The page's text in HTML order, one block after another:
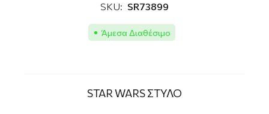
SKU: SR73899
Άμεσα Διαθέσιμο
STAR WARS ΣΤΥΛΟ